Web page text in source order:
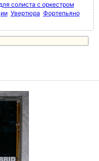
солиста с оркестром
Увертюра Фортепьяно